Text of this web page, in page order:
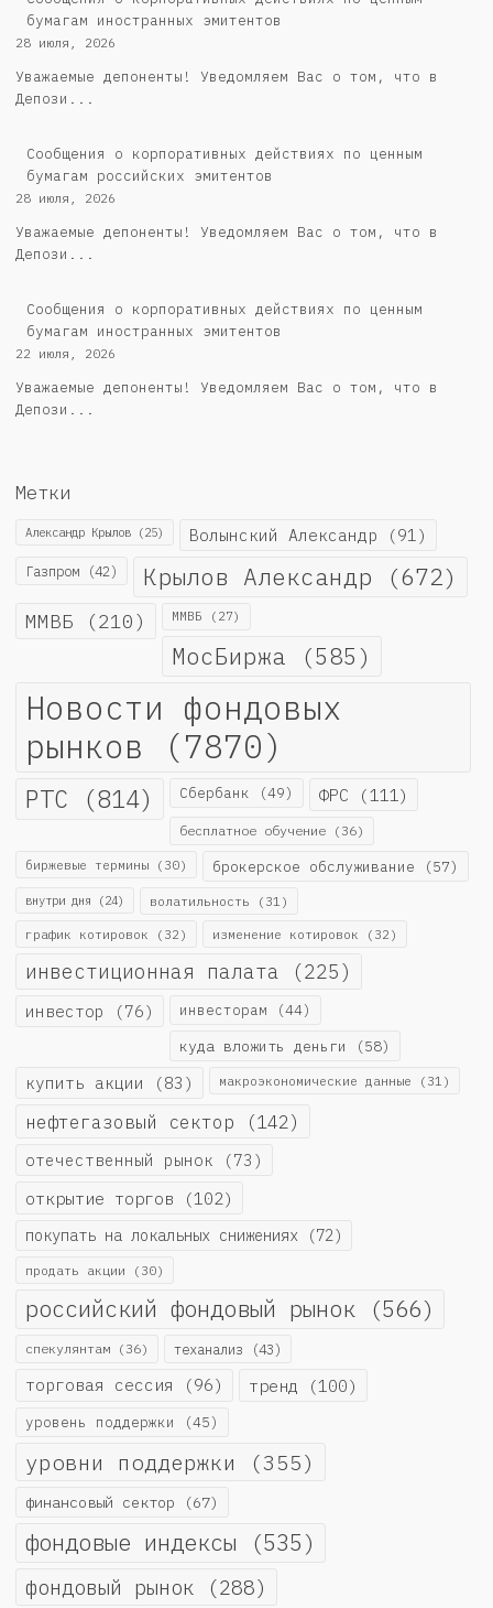
бумагам иностранных эмитентов
28 июля, 2026
Уважаемые депоненты! Уведомляем Вас о том, что в
Депози...
Cообщения о корпоративных действиях по ценным
бумагам российских эмитентов
28 июля, 2026
Уважаемые депоненты! Уведомляем Вас о том, что в
Депози...
Сообщения о корпоративных действиях по ценным
бумагам иностранных эмитентов
22 июля, 2026
Уважаемые депоненты! Уведомляем Вас о том, что в
Депози...
Метки
Александр Крылов (25) Волынский Александр (91)
Газпром (42) Крылов Александр (672)
ММВБ (210) ММВБ (27)
МосБиржа (585)
Новости фондовых
рынков (7870)
РТС (814) Сбербанк (49) ФРС (111)
бесплатное обучение (36)
биржевые термины (30) брокерское обслуживание (57)
внутри дня (24) волатильность (31)
график котировок (32) изменение котировок (32)
инвестиционная палата (225)
инвестор (76) инвесторам (44)
куда вложить деньги (58)
купить акции (83) макроэкономические данные (31)
нефтегазовый сектор (142)
отечественный рынок (73)
открытие торгов (102)
покупать на локальных снижениях (72)
продать акции (30)
российский фондовый рынок (566)
спекулянтам (36) теханализ (43)
торговая сессия (96) тренд (100)
уровень поддержки (45)
уровни поддержки (355)
финансовый сектор (67)
фондовые индексы (535)
фондовый рынок (288)